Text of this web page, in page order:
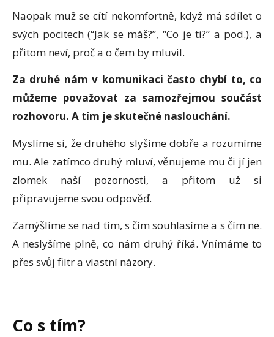
Naopak muž se cítí nekomfortně, když má sdílet o
svých pocitech (“Jak se máš?”, “Co je ti?” a pod.), a
přitom neví, proč a o čem by mluvil.
Za druhé nám v komunikaci často chybí to, co
můžeme považovat za samozřejmou součást
rozhovoru. A tím je skutečné naslouchání.
Myslíme si, že druhého slyšíme dobře a rozumíme
mu. Ale zatímco druhý mluví, věnujeme mu či jí jen
zlomek naší pozornosti, a přitom už si
připravujeme svou odpověď.
Zamýšlíme se nad tím, s čím souhlasíme a s čím ne.
A neslyšíme plně, co nám druhý říká. Vnímáme to
přes svůj filtr a vlastní názory.
Co s tím?